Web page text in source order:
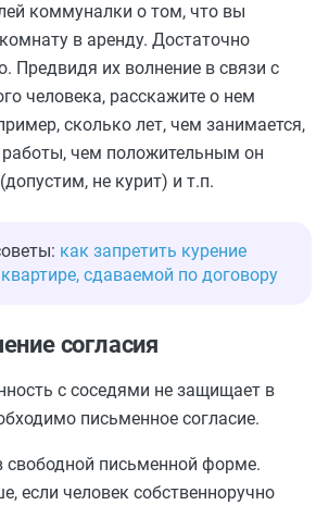
коммуналки о том, что вы
в аренду. Достаточно
Предвидя их волнение в связи с
человека, расскажите о нем
сколько лет, чем занимается,
чем положительным он
не курит) и т.п.
как запретить курение
сдаваемой по договору
согласия
с соседями не защищает в
письменное согласие.
письменной форме.
если человек собственноручно